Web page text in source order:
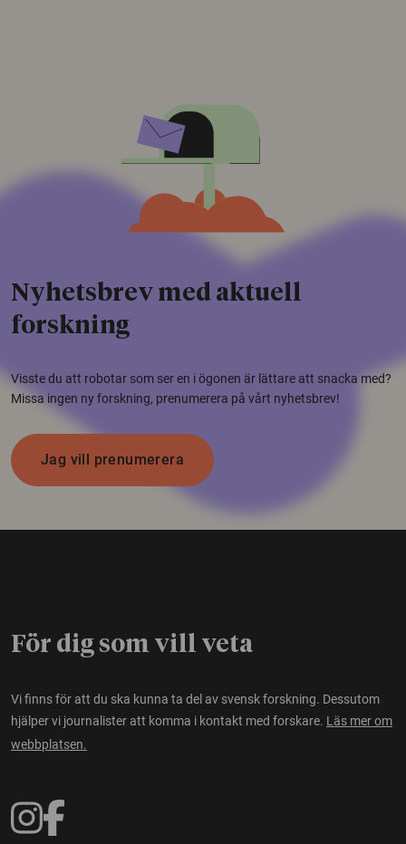
Nyhetsbrev med aktuell
forskning
Visste du att robotar som ser en i ögonen är lättare att snacka med?
Missa ingen ny forskning, prenumerera på vårt nyhetsbrev!
Jag vill prenumerera
För dig som vill veta
Vi finns för att du ska kunna ta del av svensk forskning. Dessutom
hjälper vi journalister att komma i kontakt med forskare. Läs mer om
webbplatsen.